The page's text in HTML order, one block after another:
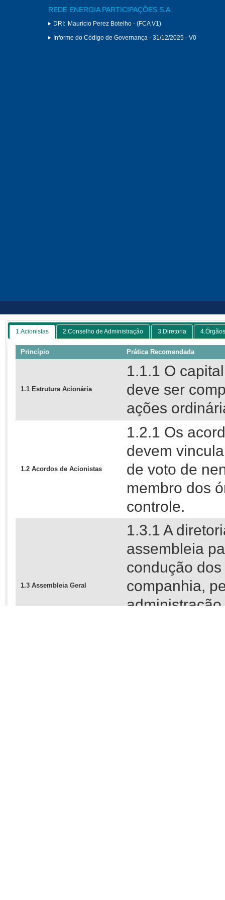
REDE ENERGIA PARTICIPAÇÕES S.A.
DRI: Maurício Perez Botelho - (FCA V1)
Informe do Código de Governança - 31/12/2025 - V0